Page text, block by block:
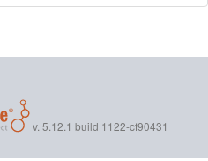
v. 5.12.1 build 1122-cf90431